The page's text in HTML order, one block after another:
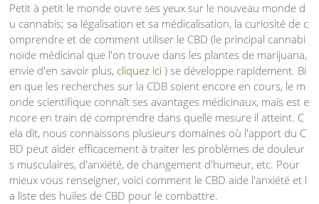
Petit à petit le monde ouvre ses yeux sur le nouveau monde d
u cannabis; sa légalisation et sa médicalisation, la curiosité de c
omprendre et de comment utiliser le CBD (le principal cannabi
noïde médicinal que l'on trouve dans les plantes de marijuana,
envie d'en savoir plus, cliquez ici ) se développe rapidement. Bi
en que les recherches sur la CDB soient encore en cours, le m
onde scientifique connaît ses avantages médicinaux, mais est e
ncore en train de comprendre dans quelle mesure il atteint. C
ela dit, nous connaissons plusieurs domaines où l'apport du C
BD peut aider efficacement à traiter les problèmes de douleur
s musculaires, d'anxiété, de changement d'humeur, etc. Pour
mieux vous renseigner, voici comment le CBD aide l'anxiété et l
a liste des huiles de CBD pour le combattre.